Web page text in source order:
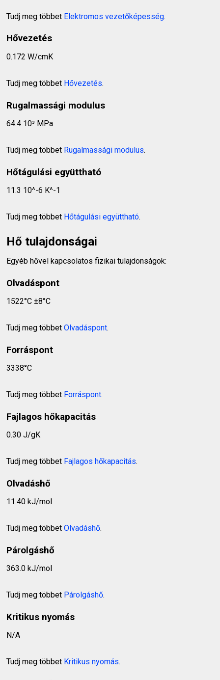
Tudj meg többet Elektromos vezetőképesség.
Hővezetés
0.172 W/cmK
Tudj meg többet Hővezetés.
Rugalmassági modulus
64.4 10³ MPa
Tudj meg többet Rugalmassági modulus.
Hőtágulási együttható
11.3 10^-6 K^-1
Tudj meg többet Hőtágulási együttható.
Hő tulajdonságai
Egyéb hővel kapcsolatos fizikai tulajdonságok:
Olvadáspont
1522°C ±8°C
Tudj meg többetOlvadáspont.
Forráspont
3338°C
Tudj meg többet Forráspont.
Fajlagos hőkapacitás
0.30 J/gK
Tudj meg többet Fajlagos hőkapacitás.
Olvadáshő
11.40 kJ/mol
Tudj meg többetOlvadáshő.
Párolgáshő
363.0 kJ/mol
Tudj meg többet Párolgáshő.
Kritikus nyomás
N/A
Tudj meg többet Kritikus nyomás.